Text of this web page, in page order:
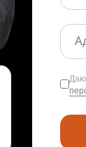
Даю